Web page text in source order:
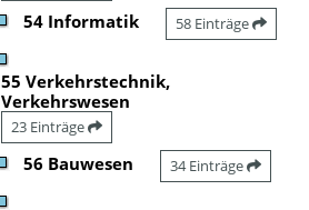
54 Informatik 58 Einträge
55 Verkehrstechnik,
Verkehrswesen
23 Einträge
56 Bauwesen 34 Einträge